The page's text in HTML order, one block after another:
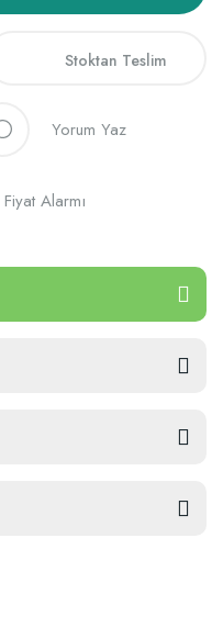
Stoktan Teslim
Yorum Yaz
Fiyat Alarmı